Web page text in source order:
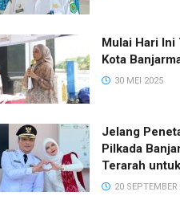
Mulai Hari
Kota
30 MEI 2025
Jelang
Pilkada
Terarah
20